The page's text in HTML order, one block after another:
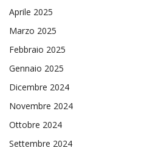
Aprile 2025
Marzo 2025
Febbraio 2025
Gennaio 2025
Dicembre 2024
Novembre 2024
Ottobre 2024
Settembre 2024